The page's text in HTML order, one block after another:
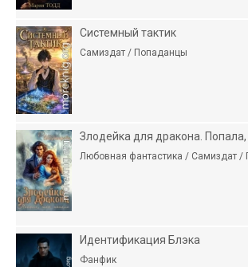
Системный тактик
Самиздат / Попаданцы
Злодейка для дракона. Попала,
Любовная фантастика / Самиздат /
Идентификация Блэка
Фанфик